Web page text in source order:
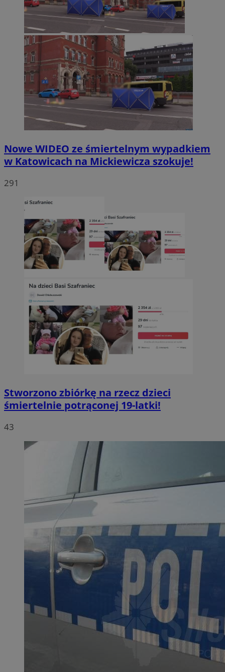
Nowe WIDEO ze śmiertelnym wypadkiem
w Katowicach na Mickiewicza szokuje!
291
Stworzono zbiórkę na rzecz dzieci
śmiertelnie potrąconej 19-latki!
43